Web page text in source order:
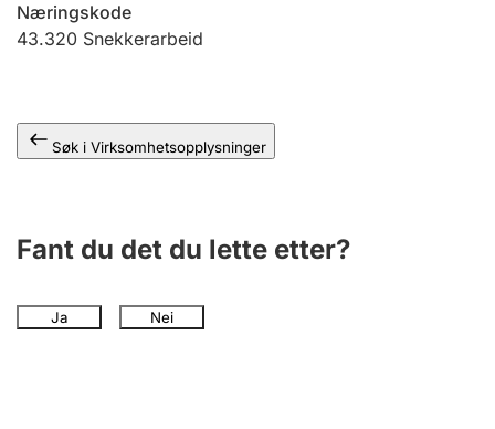
Offentlig sektor
Næringskode
43.320 Snekkerarbeid
Søk i Virksomhetsopplysninger
Fant du det du lette etter?
Ja Nei